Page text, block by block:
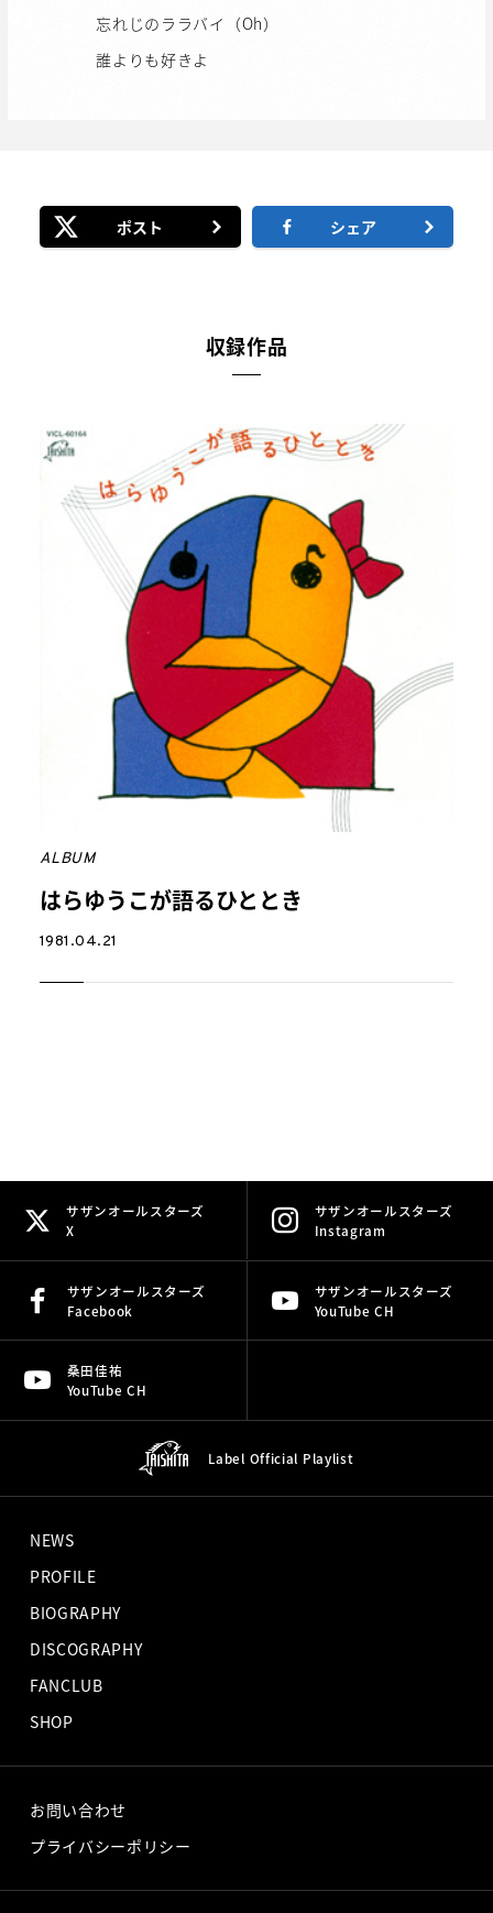
忘れじのララバイ（Oh）
誰よりも好きよ
ポスト シェア
収録作品
ALBUM
はらゆうこが語るひととき
1981.04.21
サザンオールスターズ
X
サザンオールスターズ
Instagram
サザンオールスターズ
Facebook
サザンオールスターズ
YouTube CH
桑田佳祐
YouTube CH
Label Official Playlist
NEWS
PROFILE
BIOGRAPHY
DISCOGRAPHY
FANCLUB
SHOP
お問い合わせ
プライバシーポリシー